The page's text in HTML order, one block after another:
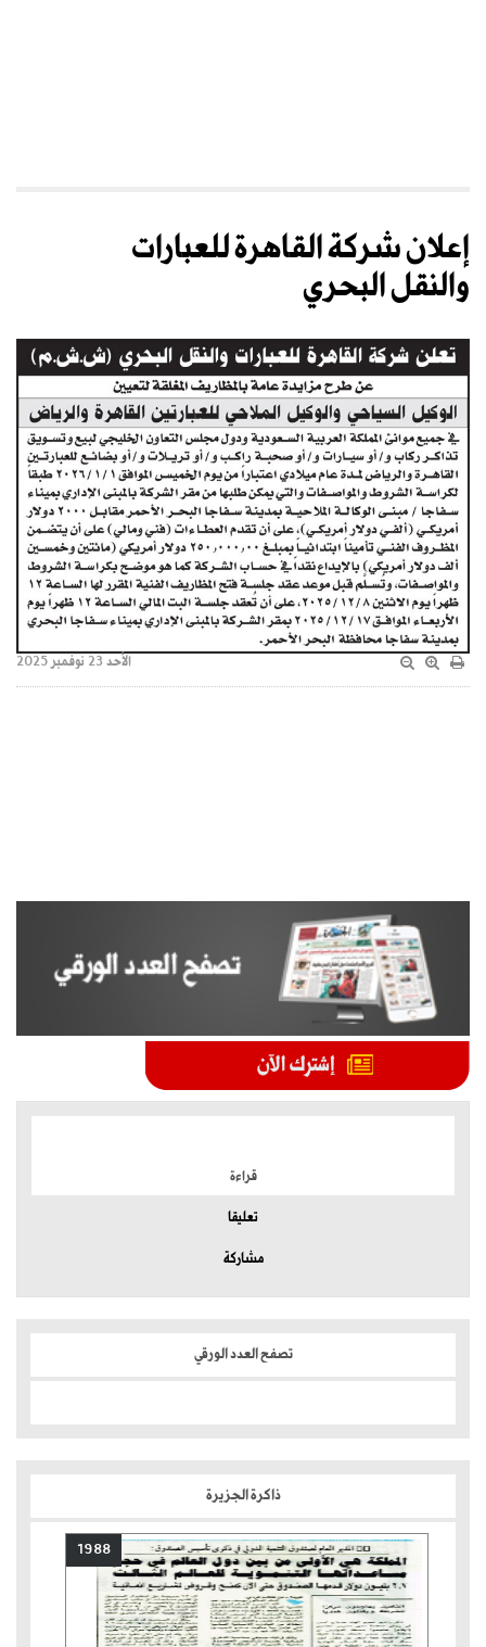
إعلان شركة القاهرة للعبارات
والنقل البحري
الأحد 23 نوفمبر 2025
قراءة
تعليقا
مشاركة
تصفح العدد الورقي
ذاكرة الجزيرة
1988